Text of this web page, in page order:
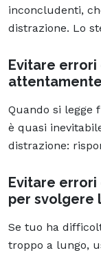
inconcludenti,
distrazione. Lo
Evitare
Quando si legge
è quasi
distrazione:
Evitare errori
per svolgere
Se tuo ha
troppo a lungo,